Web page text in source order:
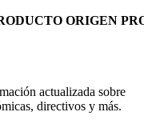
ORIGEN
actualizada sobre
directivos y más.